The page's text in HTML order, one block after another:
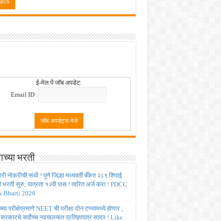
ई-मेल पें जॉब अपडेट:
Email ID :
भरती
नोकरीची संधी ! पुणे जिल्हा मध्यवर्ती बँकेत २८९ शिपाई
भरती सुरु; पात्रता १२वी पास ! त्वरित अर्ज करा ! PDCC
Bharti 2026
परीक्षेप्रमाणे NEET ची परीक्षा दोन टप्प्यामध्ये होणार ;
सर्वोच्च न्यायालयात प्रतिज्ञापत्र सादर ! Like